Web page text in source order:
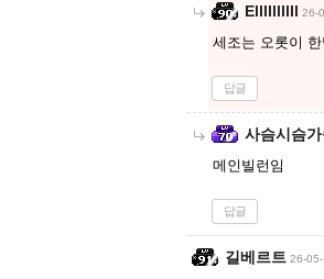
Ellllllllll 26-
세조는 오롯이
답글
사슴시슴
메인빌런임
답글
길베르트 26-